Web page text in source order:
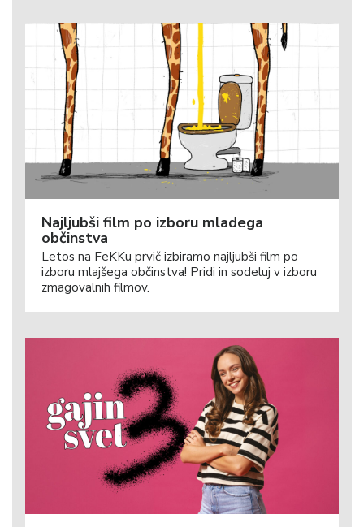
Najljubši film po izboru mladega
občinstva
Letos na FeKKu prvič izbiramo najljubši film po
izboru mlajšega občinstva! Pridi in sodeluj v izboru
zmagovalnih filmov.